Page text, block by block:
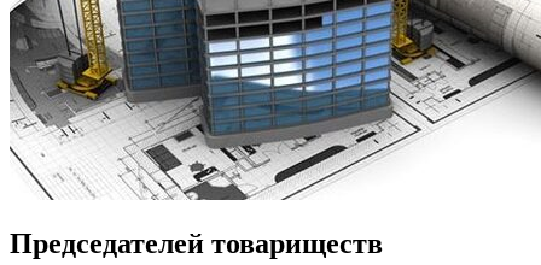
Председателей товариществ